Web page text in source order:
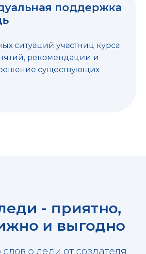
поддержка
ситуаций участниц курса
рекомендации и
существующих
- приятно,
и выгодно
о леди от создателя